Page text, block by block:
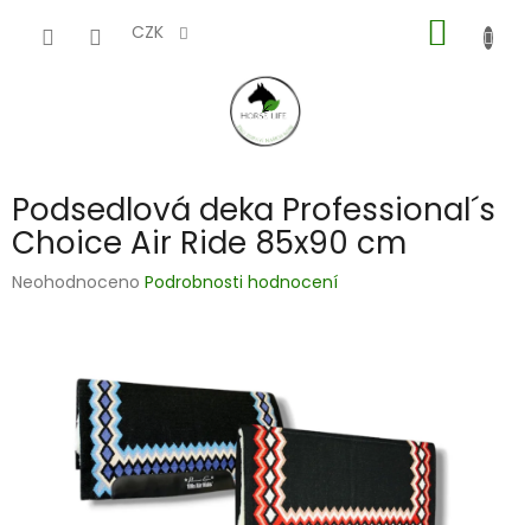
CZK
KOŠÍK
Podsedlová deka Professional´s
Choice Air Ride 85x90 cm
Průměrné
hvězdiček.
Neohodnoceno Podrobnosti hodnocení